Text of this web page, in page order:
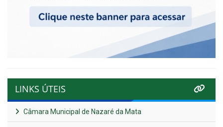
LINKS ÚTEIS
Câmara Municipal de Nazaré da Mata